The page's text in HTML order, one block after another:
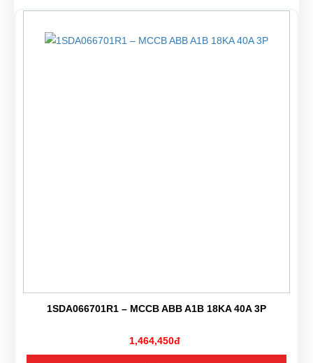
1SDA066701R1 – MCCB ABB A1B 18KA 40A 3P
1,464,450đ